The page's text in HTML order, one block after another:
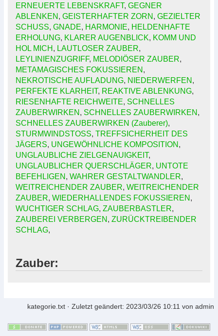
ERNEUERTE LEBENSKRAFT, GEGNER
ABLENKEN , GEISTERHAFTER ZORN , GEZIELTER
SCHUSS, GNADE, HARMONIE, HELDENHAFTE
ERHOLUNG, KLARER AUGENBLICK, KOMM UND
HOL MICH , LAUTLOSER ZAUBER,
LEYLINIENZUGRIFF, MELODIÖSER ZAUBER,
METAMAGISCHES FOKUSSIEREN ,
NEKROTISCHE AUFLADUNG, NIEDERWERFEN ,
PERFEKTE KLARHEIT, REAKTIVE ABLENKUNG,
RIESENHAFTE REICHWEITE, SCHNELLES
ZAUBERWIRKEN , SCHNELLES ZAUBERWIRKEN ,
SCHNELLES ZAUBERWIRKEN (Zauberer),
STURMWINDSTOSS, TREFFSICHERHEIT DES
JÄGERS, UNGEWÖHNLICHE KOMPOSITION ,
UNGLAUBLICHE ZIELGENAUIGKEIT,
UNGLAUBLICHER QUERSCHLÄGER, UNTOTE
BEFEHLIGEN , WAHRER GESTALTWANDLER,
WEITREICHENDER ZAUBER, WEITREICHENDER
ZAUBER, WIEDERHALLENDES FOKUSSIEREN ,
WUCHTIGER SCHLAG, ZAUBERBASTLER,
ZAUBEREI VERBERGEN , ZURÜCKTREIBENDER
SCHLAG,
Zauber:
kategorie.txt · Zuletzt geändert: 2023/03/26 10:11 von admin